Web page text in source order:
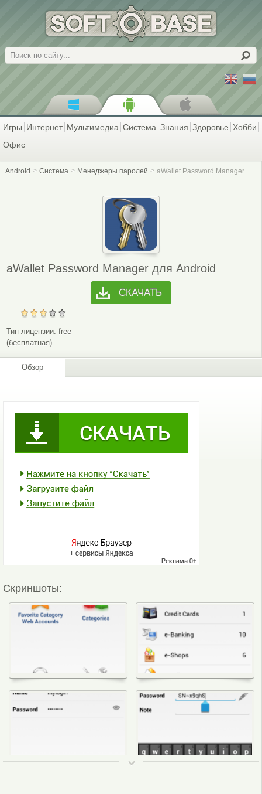
Поиск
Игры Интернет Мультимедиа Система Знания Здоровье Хобби
Офис
Android Система Менеджеры паролей aWallet Password Manager
aWallet Password Manager для Android
СКАЧАТЬ
Тип лицензии: free
(бесплатная)
Обзор
Скриншоты: